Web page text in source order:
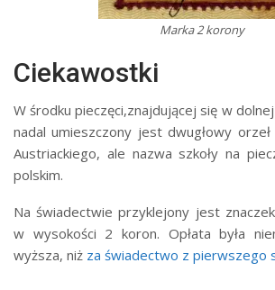
Marka 2 korony
Ciekawostki
W środku pieczęci,znajdującej się w
nadal umieszczony jest dwugłowy
Austriackiego, ale nazwa szkoły na
polskim.
Na świadectwie przyklejony jest
w wysokości 2 koron. Opłata była
wyższa, niż za świadectwo z pierwszego